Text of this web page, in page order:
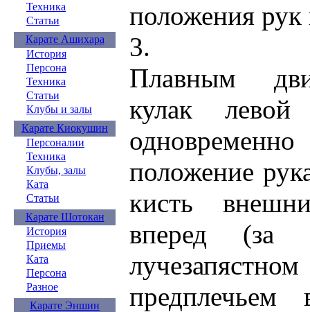
Техника
Статьи
Карате Ашихара
История
Персона
Техника
Статьи
Клубы и залы
Карате Киокушин
Персоналии
Техника
Клубы, залы
Ката
Статьи
Карате Шотокан
История
Приемы
Ката
Персона
Разное
Карате Эншин
положения рук
3.
Плавным
кулак левой
положение
кисть
вперед (за
предплечьем